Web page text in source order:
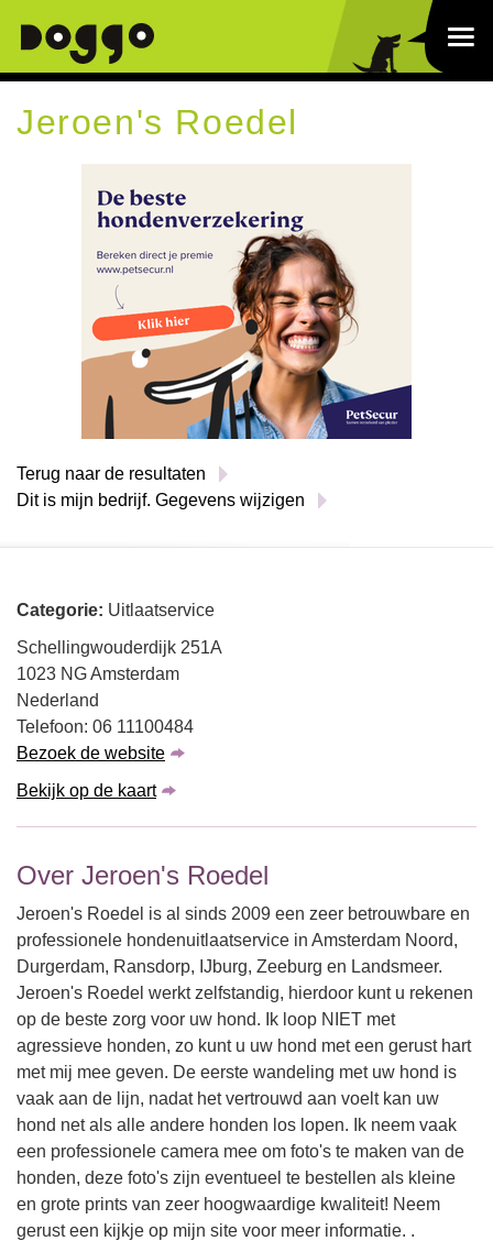
Jeroen's Roedel
Terug naar de resultaten
Dit is mijn bedrijf. Gegevens wijzigen
Categorie: Uitlaatservice
Schellingwouderdijk 251A
1023 NG Amsterdam
Nederland
Telefoon: 06 11100484
Bezoek de website
Bekijk op de kaart
Over Jeroen's Roedel
Jeroen's Roedel is al sinds 2009 een zeer betrouwbare en
professionele hondenuitlaatservice in Amsterdam Noord,
Durgerdam, Ransdorp, IJburg, Zeeburg en Landsmeer.
Jeroen's Roedel werkt zelfstandig, hierdoor kunt u rekenen
op de beste zorg voor uw hond. Ik loop NIET met
agressieve honden, zo kunt u uw hond met een gerust hart
met mij mee geven. De eerste wandeling met uw hond is
vaak aan de lijn, nadat het vertrouwd aan voelt kan uw
hond net als alle andere honden los lopen. Ik neem vaak
een professionele camera mee om foto's te maken van de
honden, deze foto's zijn eventueel te bestellen als kleine
en grote prints van zeer hoogwaardige kwaliteit! Neem
gerust een kijkje op mijn site voor meer informatie. .